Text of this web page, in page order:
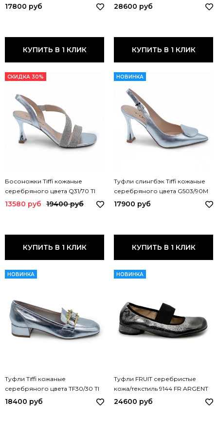
SILVER
17800 руб
КУПИТЬ В 1 КЛИК
перфорированные кожаные
28600 руб
КУПИТЬ В 1 КЛИК
СКИДКА 30%
Босоножки Tiffi кожаные
серебряного цвета Q31/70 TI
ARGENTO
13580 руб 19400 руб
КУПИТЬ В 1 КЛИК
НОВИНКА
Туфли слингбэк Tiffi кожаные
серебряного цвета G503/90M
TI ARGENTO
17900 руб
КУПИТЬ В 1 КЛИК
НОВИНКА
Туфли Tiffi кожаные
серебряного цвета TF30/30 TI
ARGENTO
18400 руб
НОВИНКА
Туфли FRUIT серебристые
кожа/текстиль 9144 FR ARGENT
24600 руб